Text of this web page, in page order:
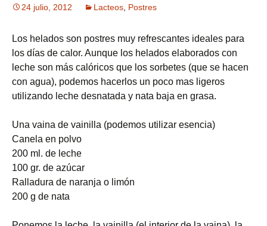
24 julio, 2012 Lacteos Postres
Los helados son postres muy refrescantes ideales para
los días de calor. Aunque los helados elaborados con
leche son más calóricos que los sorbetes (que se hacen
con agua), podemos hacerlos un poco mas ligeros
utilizando leche desnatada y nata baja en grasa.
Una vaina de vainilla (podemos utilizar esencia)
Canela en polvo
200 ml. de leche
100 gr. de azúcar
Ralladura de naranja o limón
200 g de nata